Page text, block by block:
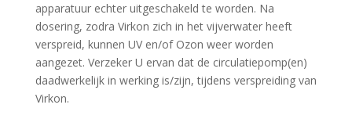
apparatuur echter uitgeschakeld te worden. Na
dosering, zodra Virkon zich in het vijverwater heeft
verspreid, kunnen UV en/of Ozon weer worden
aangezet. Verzeker U ervan dat de circulatiepomp(en)
daadwerkelijk in werking is/zijn, tijdens verspreiding van
Virkon.